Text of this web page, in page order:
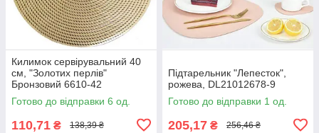
Килимок сервірувальний 40
см, "Золотих перлів"
Бронзовий 6610-42
Готово до відправки 6 од.
110,71 ₴ 138,39 ₴
Підтарельник "Лепесток",
рожева, DL21012678-9
Готово до відправки 1 од.
205,17 ₴ 256,46 ₴